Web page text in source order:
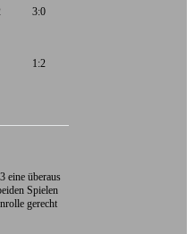
3:0
1:2
eine überaus
Spielen
gerecht